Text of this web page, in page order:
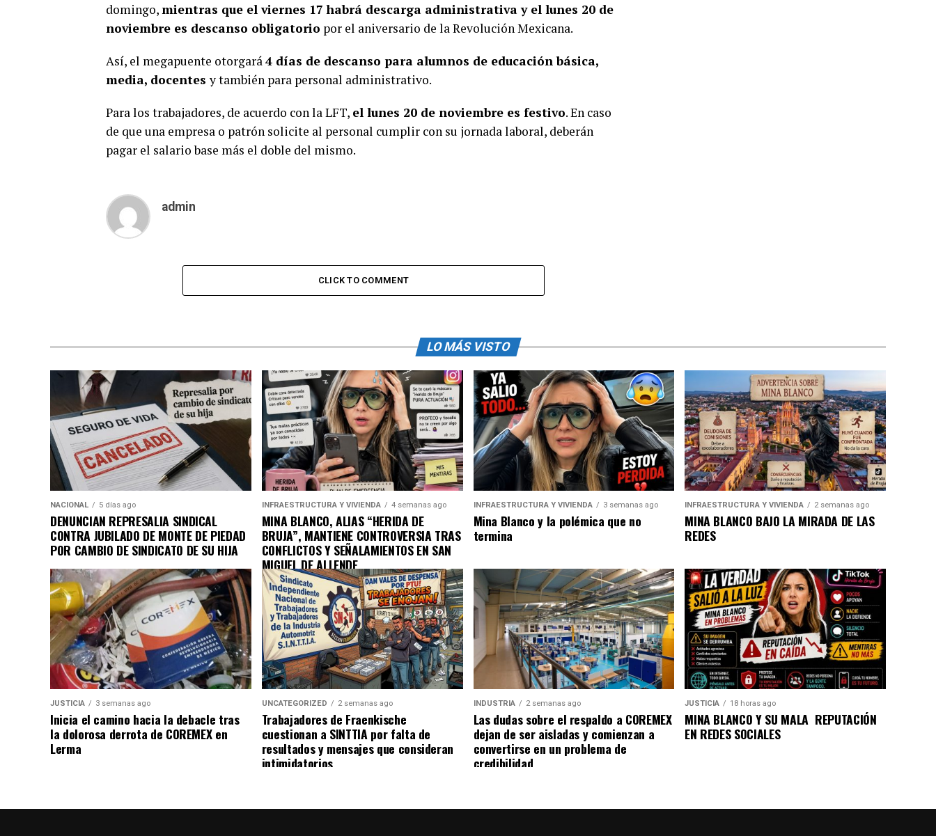
domingo,mientras que el viernes 17 habrá descarga administrativa y el lunes 20 de
noviembre es descanso obligatorio por el aniversario de la Revolución Mexicana.
Así, el megapuente otorgará4 días de descanso para alumnos de educación básica,
media, docentesy también para personal administrativo.
Para los trabajadores, de acuerdo con la LFT, el lunes 20 de noviembre es festivo. En caso
de que una empresa o patrón solicite al personal cumplir con su jornada laboral, deberán
pagar el salario base más el doble del mismo.
admin
CLICK TO COMMENT
LO MÁS VISTO
NACIONAL 5 días ago
DENUNCIAN REPRESALIA SINDICAL
CONTRA JUBILADO DE MONTE DE PIEDAD
POR CAMBIO DE SINDICATO DE SU HIJA
INFRAESTRUCTURA Y VIVIENDA 4 semanas ago
MINA BLANCO, ALIAS “HERIDA DE
BRUJA”, MANTIENE CONTROVERSIA TRAS
CONFLICTOS Y SEÑALAMIENTOS EN SAN
MIGUEL DE ALLENDE
INFRAESTRUCTURA Y VIVIENDA 3 semanas ago
Mina Blanco y la polémica que no
termina
INFRAESTRUCTURA Y VIVIENDA 2 semanas ago
MINA BLANCO BAJO LA MIRADA DE LAS
REDES
JUSTICIA 3 semanas ago
Inicia el camino hacia la debacle tras
la dolorosa derrota de COREMEX en
Lerma
UNCATEGORIZED 2 semanas ago
Trabajadores de Fraenkische
cuestionan a SINTTIA por falta de
resultados y mensajes que consideran
intimidatorios
INDUSTRIA 2 semanas ago
Las dudas sobre el respaldo a COREMEX
dejan de ser aisladas y comienzan a
convertirse en un problema de
credibilidad
JUSTICIA 18 horas ago
MINA BLANCO Y SU MALA REPUTACIÓN
EN REDES SOCIALES